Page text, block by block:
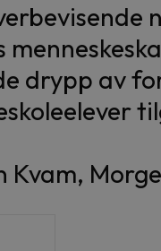
drypp av
Kvam,